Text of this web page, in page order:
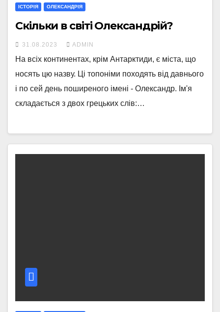
ІСТОРІЯ ОЛЕКСАНДРІЯ
Скільки в світі Олександрій?
31.08.2023 ADMIN
На всіх континентах, крім Антарктиди, є міста, що
носять цю назву. Ці топоніми походять від давнього
і по сей день поширеного імені - Олександр. Ім'я
складається з двох грецьких слів:…